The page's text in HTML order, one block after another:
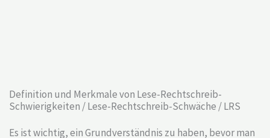
Definition und Merkmale von Lese-Rechtschreib-
Schwierigkeiten / Lese-Rechtschreib-Schwäche / LRS
Es ist wichtig, ein Grundverständnis zu haben, bevor man